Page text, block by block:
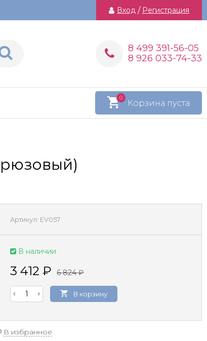
Вход / Регистрация
8 499 391-56-05
8 926 033-74-33
Корзина пуста
0
Артикул: EV057
В наличии
3 412₽ 6 824₽
В корзину
В избранное